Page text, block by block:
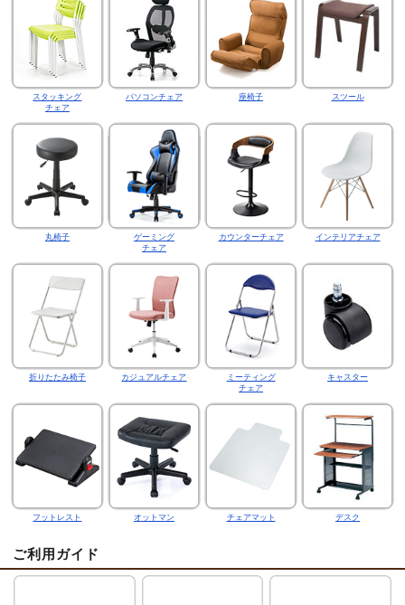
スタッキング
チェア
パソコンチェア 座椅子 スツール
丸椅子
ゲーミング
チェア
カウンターチェア インテリアチェア
折りたたみ椅子 カジュアルチェア
ミーティング
チェア
キャスター
フットレスト オットマン チェアマット デスク
ご利用ガイド